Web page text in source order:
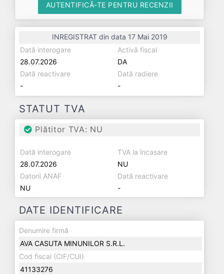
AUTENTIFICĂ-TE PENTRU RECENZII
INREGISTRAT din data 17 Mai 2019
Dată interogare
28.07.2026
Activă fiscal
DA
Dată reactivare
-
Dată radiere
-
STATUT TVA
Plătitor TVA: NU
Dată interogare
28.07.2026
TVA la încasare
NU
Datorii ANAF
NU
Dată reactivare
-
DATE IDENTIFICARE
Denumire firmă
AVA CASUTA MINUNILOR S.R.L.
Cod fiscal (CIF/CUI)
41133276